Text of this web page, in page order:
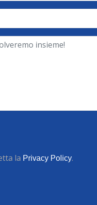
la Privacy Policy.